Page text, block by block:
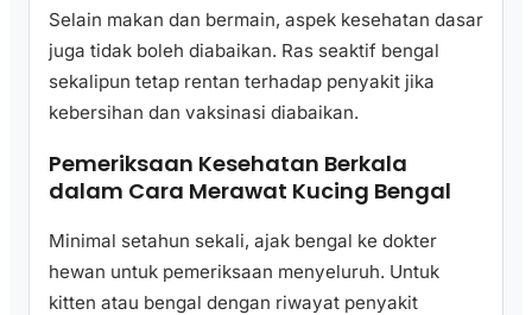
Selain makan dan bermain, aspek kesehatan dasar
juga tidak boleh diabaikan. Ras seaktif bengal
sekalipun tetap rentan terhadap penyakit jika
kebersihan dan vaksinasi diabaikan.
Pemeriksaan Kesehatan Berkala
dalam Cara Merawat Kucing Bengal
Minimal setahun sekali, ajak bengal ke dokter
hewan untuk pemeriksaan menyeluruh. Untuk
kitten atau bengal dengan riwayat penyakit